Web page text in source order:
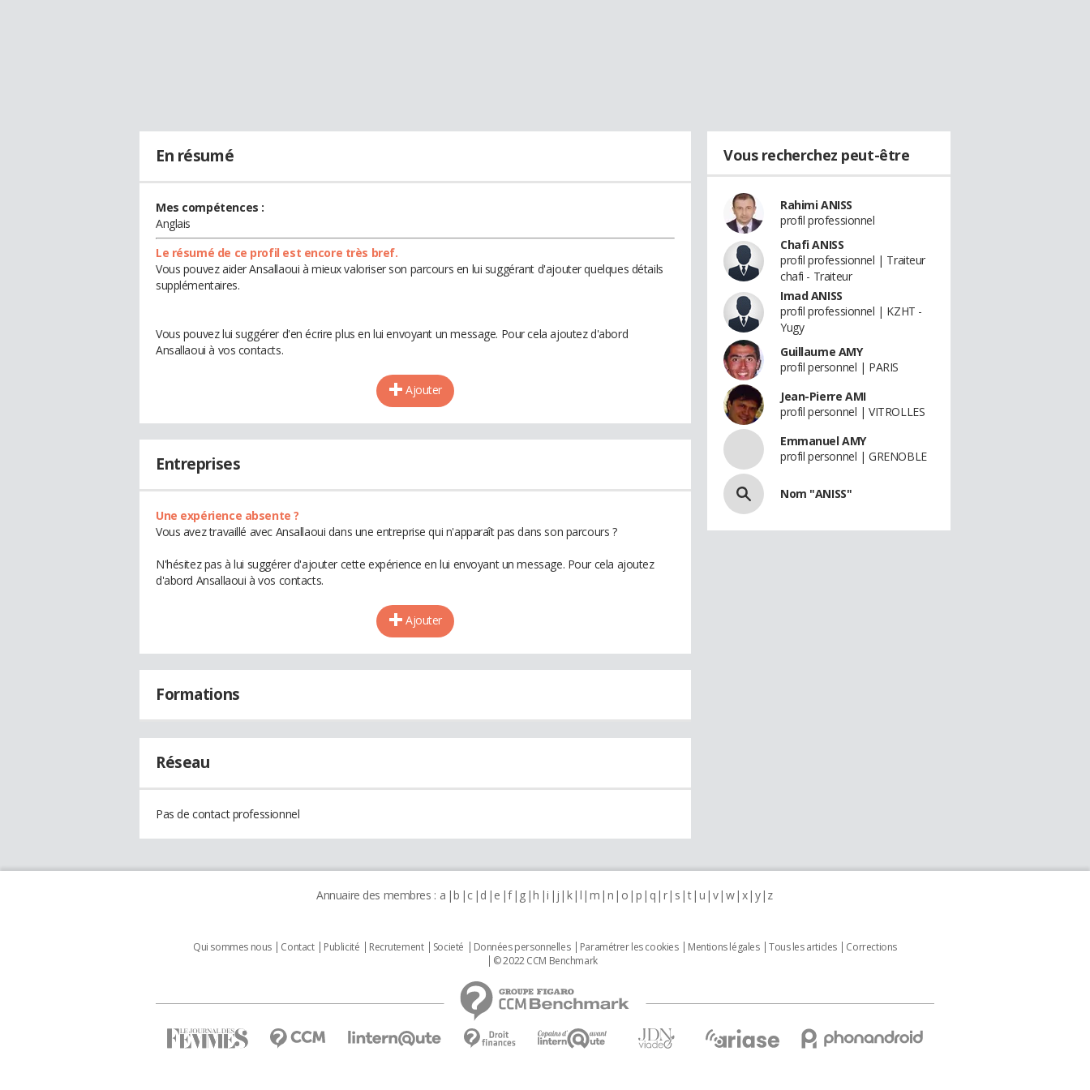
En résumé
Mes compétences :
Anglais
Le résumé de ce profil est encore très bref.
Vous pouvez aider Ansallaoui à mieux valoriser son parcours en lui suggérant d'ajouter quelques détails
supplémentaires.
Vous pouvez lui suggérer d'en écrire plus en lui envoyant un message. Pour cela ajoutez d'abord
Ansallaoui à vos contacts.
Ajouter
Entreprises
Une expérience absente ?
Vous avez travaillé avec Ansallaoui dans une entreprise qui n'apparaît pas dans son parcours ?
N'hésitez pas à lui suggérer d'ajouter cette expérience en lui envoyant un message. Pour cela ajoutez
d'abord Ansallaoui à vos contacts.
Ajouter
Formations
Réseau
Pas de contact professionnel
Vous recherchez peut-être
Rahimi ANISS
profil professionnel
Chafi ANISS
profil professionnel | Traiteur
chafi - Traiteur
Imad ANISS
profil professionnel | KZHT -
Yugy
Guillaume AMY
profil personnel | PARIS
Jean-Pierre AMI
profil personnel | VITROLLES
Emmanuel AMY
profil personnel | GRENOBLE
Nom "ANISS"
Annuaire des membres : a b c d e f g h i j k l m n o p q r s t u v w x y z
Qui sommes nous Contact Publicité Recrutement Societé Données personnelles Paramétrer les cookies Mentions légales Tous les articles
Corrections
© 2022 CCM Benchmark